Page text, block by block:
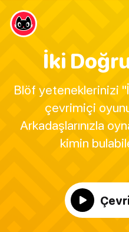
İki
Blöf yeteneklerinizi
çevrimiçi
Arkadaşlarınızla
kimin